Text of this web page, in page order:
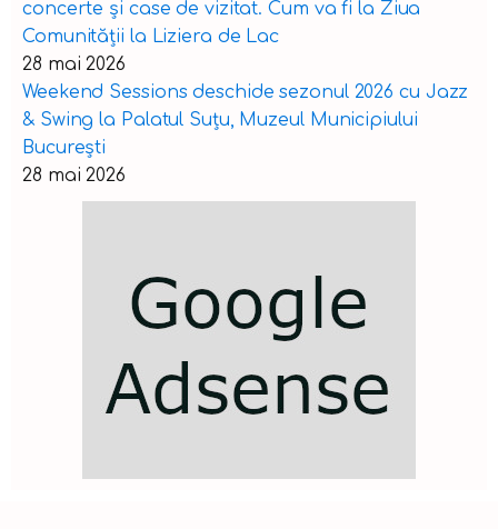
concerte și case de vizitat. Cum va fi la Ziua
Comunității la Liziera de Lac
28 mai 2026
Weekend Sessions deschide sezonul 2026 cu Jazz
& Swing la Palatul Suțu, Muzeul Municipiului
București
28 mai 2026